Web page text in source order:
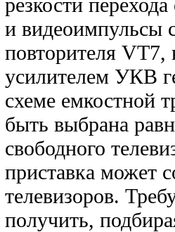
и видеоимпульсы
повторителя
усилителем УКВ
схеме емкостной
быть выбрана
свободного
приставка может
телевизоров.
получить,